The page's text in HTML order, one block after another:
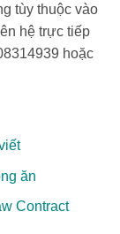
tùy thuộc vào
hệ trực tiếp
hoặc
ăn
Contract